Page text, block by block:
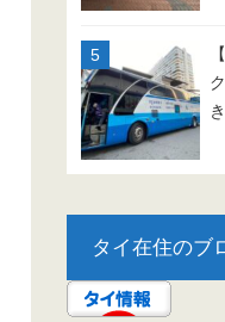
タイ在住のブ